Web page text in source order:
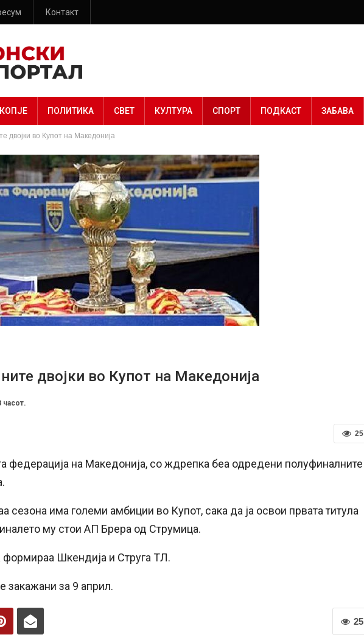
Контакт
ПОЛИТИКА СВЕТ КУЛТУРА СПОРТ ПОДКАСТ ЗАБАВА
двојки во Купот на Македонија
двојки во Купот на Македонија
часот.
25
федерација на Македонија, со ждрепка беа одредени полуфиналните
сезона има големи амбиции во Купот, сака да ја освои првата титула
му стои АП Брера од Струмица.
формираа Шкендија и Струга ТЛ.
закажани за 9 април.
25